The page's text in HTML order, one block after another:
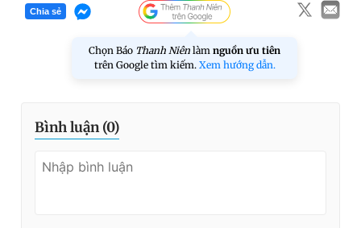
Chia sẻ
Chọn Báo Thanh Niên làm nguồn ưu tiên
trên Google tìm kiếm. Xem hướng dẫn.
Bình luận (0)